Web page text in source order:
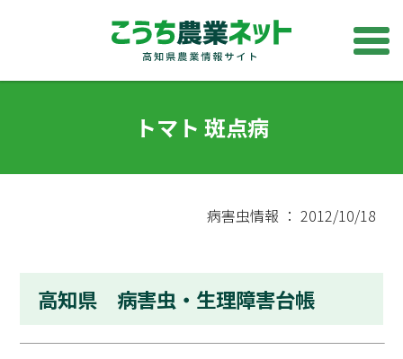
トマト 斑点病
病害虫情報 ： 2012/10/18
高知県 病害虫・生理障害台帳